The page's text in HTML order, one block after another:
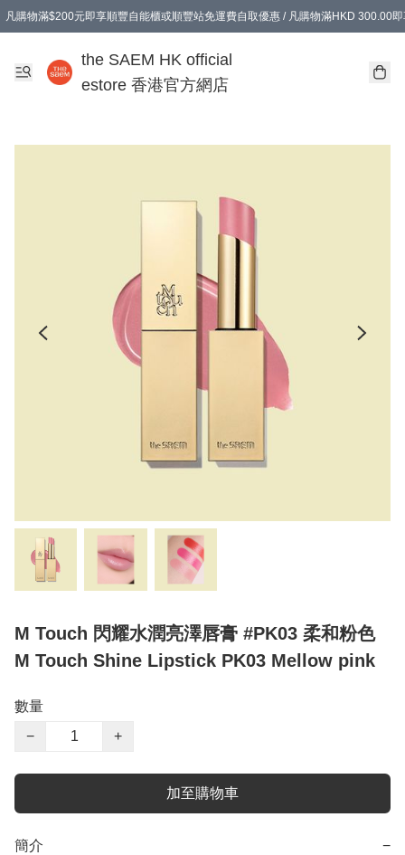
凡購物滿$200元即享順豐自能櫃或順豐站免運費自取優惠 / 凡購物滿HKD 300.00
the SAEM HK official
estore 香港官方網店
M Touch 閃耀水潤亮澤唇膏 #PK03 柔和粉色
M Touch Shine Lipstick PK03 Mellow pink
數量
−
+
加至購物車
簡介 −